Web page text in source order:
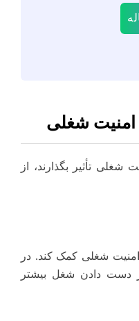
امنیت شغلی
شغلی تأثیر بگذارند، از
امنیت شغلی کمک کند. در
دست دادن شغل بیشتر